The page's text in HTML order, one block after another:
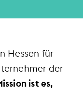
Hessen für
der
ist es,